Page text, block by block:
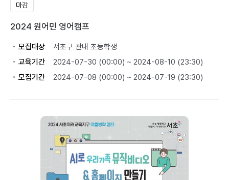
마감
2024 원어민 영어캠프
모집대상
서초구 관내 초등학생
교육기간
2024-07-30 (00:00) ~ 2024-08-10 (23:30)
모집기간
2024-07-08 (00:00) ~ 2024-07-19 (23:30)